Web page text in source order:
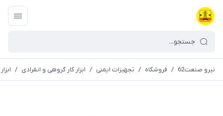
نیرو صنعت62 / فروشگاه / تجهیزات ایمنی / ابزار کار گروهی و انفرادی /